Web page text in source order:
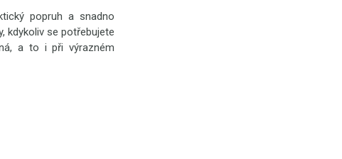
popruh a snadno
kdykoliv se potřebujete
a to i při výrazném